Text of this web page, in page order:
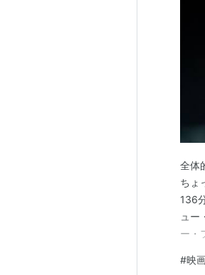
全体
ちょ
136
ュー
ー・
ど、
#映